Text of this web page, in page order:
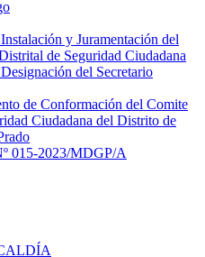
y Juramentación del
de Seguridad Ciudadana
del Secretario
de Conformación del Comite
Ciudadana del Distrito de
015-2023/MDGP/A